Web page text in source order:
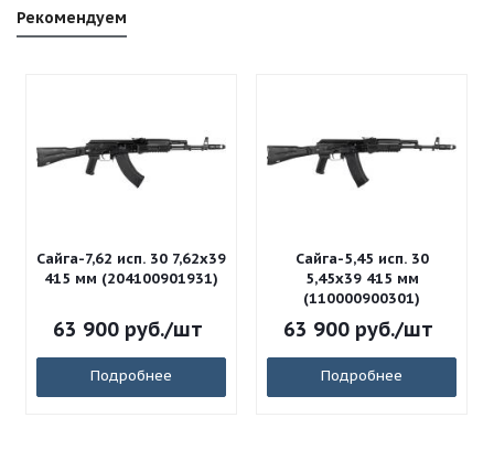
Рекомендуем
Сайга-7,62 исп. 30 7,62x39
415 мм (204100901931)
63 900руб./шт
Подробнее
Сайга-5,45 исп. 30
5,45x39 415 мм
(110000900301)
63 900руб./шт
Подробнее